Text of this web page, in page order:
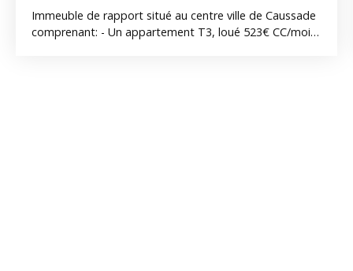
Immeuble de rapport situé au centre ville de Caussade
comprenant: - Un appartement T3, loué 523€ CC/mois